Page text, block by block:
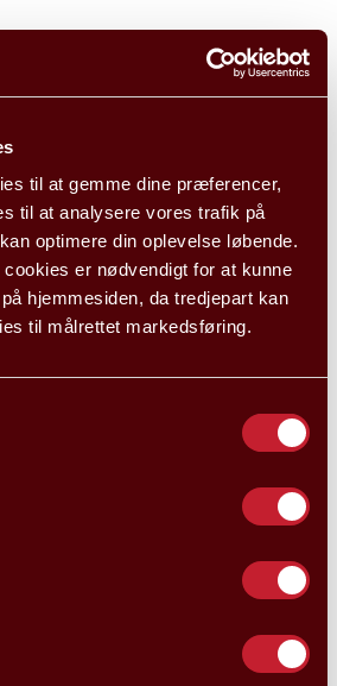
til at gemme dine præferencer,
til at analysere vores trafik på
optimere din oplevelse løbende.
er nødvendigt for at kunne
hjemmesiden, da tredjepart kan
til målrettet markedsføring.